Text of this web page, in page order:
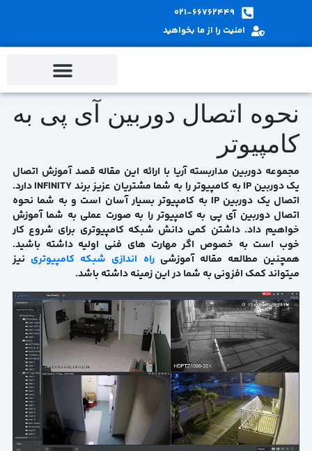
021-66762449
امنیت را از ما بخواهید
نحوه اتصال دوربین آی پی به
کامپیوتر
مجموعه دوربین مداربسته آریا با ارائه این مقاله قصد آموزش اتصال
یک دوربین IP به کامپیوتر را به شما مشتریان عزیز برند INFINITY دارد.
اتصال یک دوربین IP به کامپیوتر بسیار آسان است و به شما
نحوه
اتصال دوربین آی پی به کامپیوتر را به صورت عملی به شما آموزش
خواهیم داد. داشتن کمی دانش شبکه کامپیوتری برای شروع کار
خوب است به خصوص اگر مهارت های فنی اولیه داشته باشید.
همچنین مطالعه مقاله آموزشیراه اندازی شبکه کامپیوتری نیز
میتواند کمک افزونی به شما در این زمینه داشته باشد.